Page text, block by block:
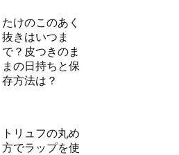
たけのこのあく
抜きはいつま
で？皮つきのま
まの日持ちと保
存方法は？
トリュフの丸め
方でラップを使